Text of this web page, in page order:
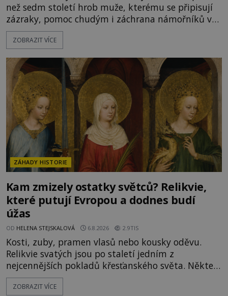
než sedm století hrob muže, kterému se připisují
zázraky, pomoc chudým i záchrana námořníků v
bouřích. Pak ale přichází rok 1087 a klidné místo
se mění v dějiště podivné noční výpravy. Skupina
Mikuláše a odváží jeho ostatky přes moře do Bari.
Je to zbožná záchrana před nebezpečím, nebo
promyšlená krádež,
ZOBRAZIT VÍCE
ZÁHADY HISTORIE
Kam zmizely ostatky světců? Relikvie,
které putují Evropou a dodnes budí
úžas
OD HELENA STEJSKALOVÁ 6.8.2026 2.9TIS
Kosti, zuby, pramen vlasů nebo kousky oděvu.
Relikvie svatých jsou po staletí jedním z
nejcennějších pokladů křesťanského světa. Některé
mají pečlivě doloženou historii, jiné provází
záhady, krádeže i nečekané objevy. Jejich osudy
ZOBRAZIT VÍCE